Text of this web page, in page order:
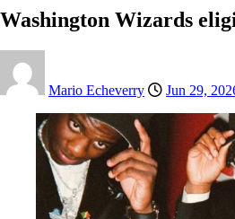
Washington Wizards
Mario Echeverry Jun 29,